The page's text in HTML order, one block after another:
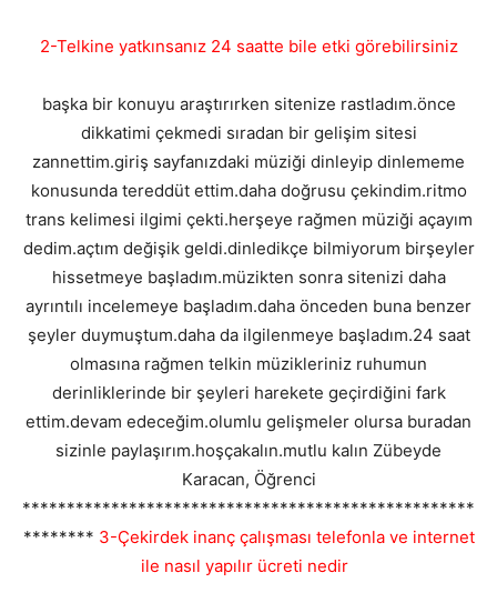
2-Telkine yatkınsanız 24 saatte bile etki görebilirsiniz
başka bir konuyu araştırırken sitenize rastladım.önce
dikkatimi çekmedi sıradan bir gelişim sitesi
zannettim.giriş sayfanızdaki müziği dinleyip dinlememe
konusunda tereddüt ettim.daha doğrusu çekindim.ritmo
trans kelimesi ilgimi çekti.herşeye rağmen müziği açayım
dedim.açtım değişik geldi.dinledikçe bilmiyorum birşeyler
hissetmeye başladım.müzikten sonra sitenizi daha
ayrıntılı incelemeye başladım.daha önceden buna benzer
şeyler duymuştum.daha da ilgilenmeye başladım.24 saat
olmasına rağmen telkin müzikleriniz ruhumun
derinliklerinde bir şeyleri harekete geçirdiğini fark
ettim.devam edeceğim.olumlu gelişmeler olursa buradan
sizinle paylaşırım.hoşçakalın.mutlu kalın Zübeyde
Karacan, Öğrenci
***************************************************
******** 3-Çekirdek inanç çalışması telefonla ve internet
ile nasıl yapılır ücreti nedir